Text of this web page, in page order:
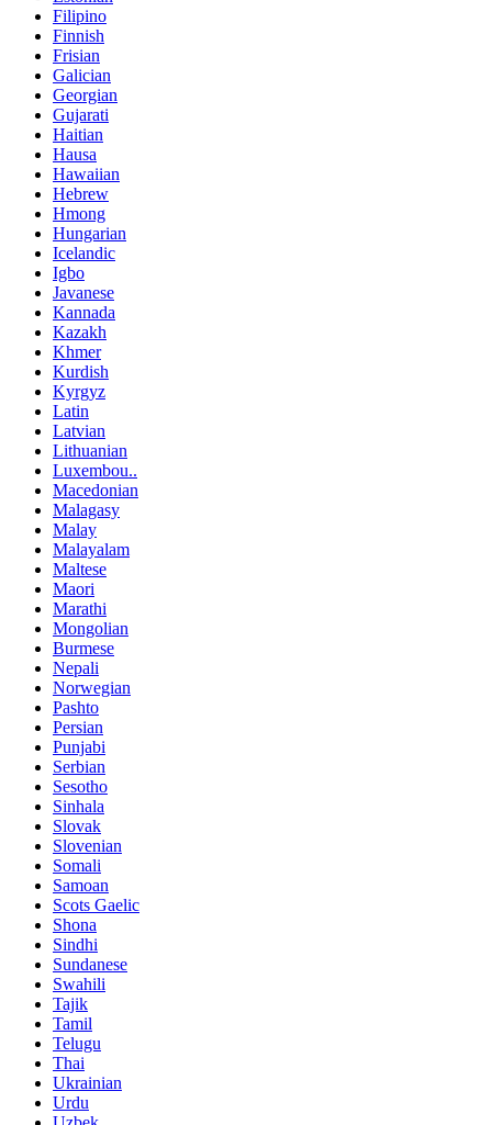
Filipino
Finnish
Frisian
Galician
Georgian
Gujarati
Haitian
Hausa
Hawaiian
Hebrew
Hmong
Hungarian
Icelandic
Igbo
Javanese
Kannada
Kazakh
Khmer
Kurdish
Kyrgyz
Latin
Latvian
Lithuanian
Luxembou..
Macedonian
Malagasy
Malay
Malayalam
Maltese
Maori
Marathi
Mongolian
Burmese
Nepali
Norwegian
Pashto
Persian
Punjabi
Serbian
Sesotho
Sinhala
Slovak
Slovenian
Somali
Samoan
Scots Gaelic
Shona
Sindhi
Sundanese
Swahili
Tajik
Tamil
Telugu
Thai
Ukrainian
Urdu